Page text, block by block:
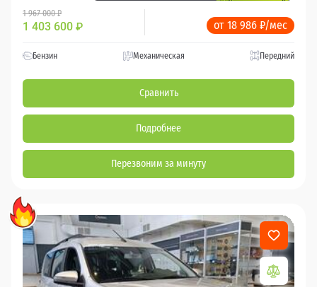
1 967 000 ₽
1 403 600 ₽ от 18 986 ₽/мес
Бензин Механическая Передний
Сравнить
Подробнее
Перезвоним за минуту